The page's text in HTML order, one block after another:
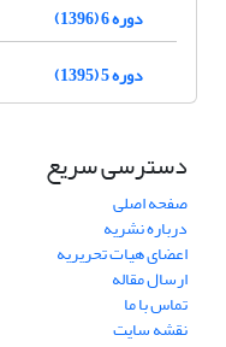
دوره 6 (1396)
دوره 5 (1395)
دسترسی سریع
صفحه اصلی
درباره نشریه
اعضای هیات تحریریه
ارسال مقاله
تماس با ما
نقشه سایت